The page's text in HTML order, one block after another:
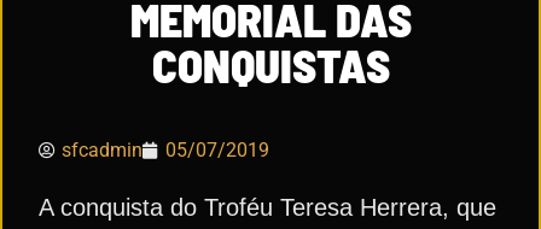
MEMORIAL DAS
CONQUISTAS
sfcadmin 05/07/2019
A conquista do Troféu Teresa Herrera, que